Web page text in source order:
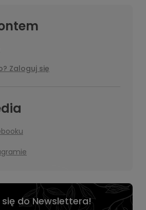
Zaloguj się
się do Newslettera!